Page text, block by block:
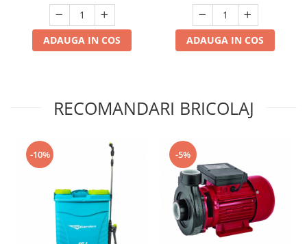
ADAUGA IN COS ADAUGA IN COS
RECOMANDARI BRICOLAJ
-10% -5%